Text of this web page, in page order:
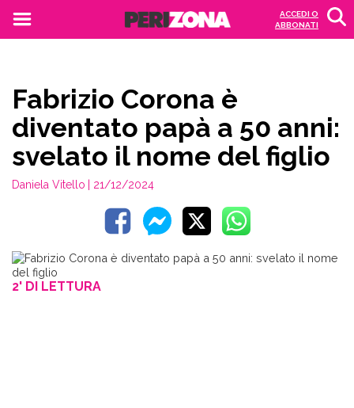
ACCEDI O
ABBONATI
Fabrizio Corona è
diventato papà a 50 anni:
svelato il nome del figlio
Daniela Vitello | 21/12/2024
2' DI LETTURA